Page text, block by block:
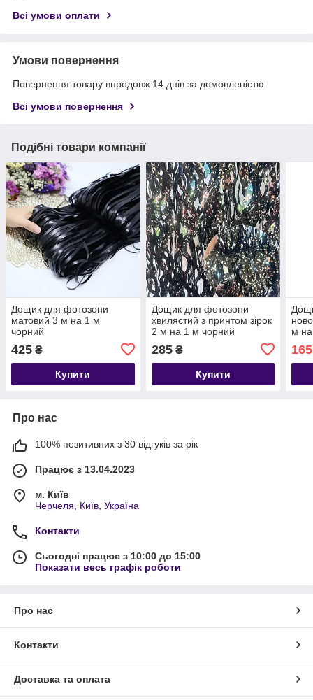
Всі умови оплати
Умови повернення
Повернення товару впродовж 14 днів за домовленістю
Всі умови повернення
Подібні товари компанії
Дощик для фотозони
матовий 3 м на 1 м
чорний
425 ₴
Купити
Дощик для фотозони
хвилястий з принтом зірок
2 м на 1 м чорний
285₴
Купити
м
165
Про нас
100% позитивних з 30 відгуків за рік
Працює з 13.04.2023
м. Київ
Черчеля, Київ, Україна
Контакти
Сьогодні працює з 10:00 до 15:00
Показати весь графік роботи
Про нас
Контакти
Доставка та оплата